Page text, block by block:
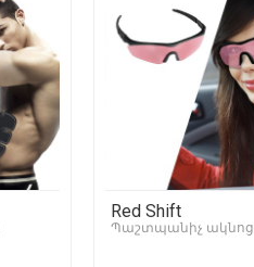
Red Shift
Պաշտպանիչ ակնոց